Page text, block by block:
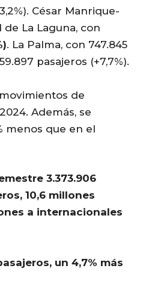
César Manrique-
de La Laguna, con
. La Palma, con 747.845
pasajeros (+7,7%).
de
Además, se
menos que en el
3.373.906
10,6 millones
a internacionales
un 4,7% más